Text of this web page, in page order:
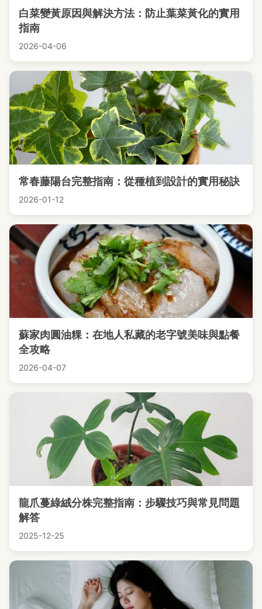
白菜變黃原因與解決方法：防止葉菜黃化的實用
指南
2026-04-06
常春藤陽台完整指南：從種植到設計的實用秘訣
2026-01-12
蘇家肉圓油粿：在地人私藏的老字號美味與點餐
全攻略
2026-04-07
龍爪蔓綠絨分株完整指南：步驟技巧與常見問題
解答
2025-12-25